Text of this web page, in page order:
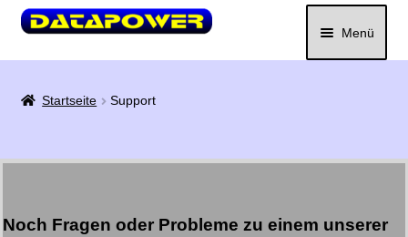
Menü
Startseite Support
Noch Fragen oder Probleme zu einem unserer